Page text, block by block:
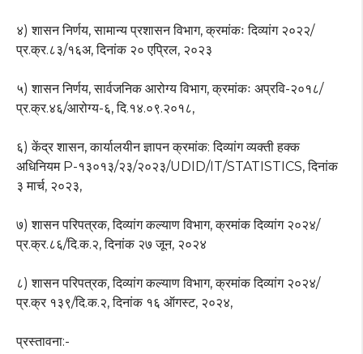
४) शासन निर्णय, सामान्य प्रशासन विभाग, क्रमांकः दिव्यांग २०२२/
प्र.क्र.८३/१६अ, दिनांक २० एप्रिल, २०२३
५) शासन निर्णय, सार्वजनिक आरोग्य विभाग, क्रमांकः अप्रवि-२०१८/
प्र.क्र.४६/आरोग्य-६, दि.१४.०९.२०१८,
६) केंद्र शासन, कार्यालयीन ज्ञापन क्रमांक: दिव्यांग व्यक्ती हक्क
अधिनियम P-१३०१३/२३/२०२३/UDID/IT/STATISTICS, दिनांक
३ मार्च, २०२३,
७) शासन परिपत्रक, दिव्यांग कल्याण विभाग, क्रमांक दिव्यांग २०२४/
प्र.क्र.८६/दि.क.२, दिनांक २७ जून, २०२४
८) शासन परिपत्रक, दिव्यांग कल्याण विभाग, क्रमांक दिव्यांग २०२४/
प्र.क्र १३९/दि.क.२, दिनांक १६ ऑगस्ट, २०२४,
प्रस्तावना:-